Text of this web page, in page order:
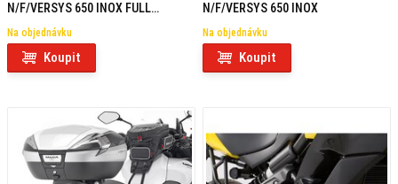
N/F/VERSYS 650 INOX FULL
Na objednávku
Koupit
N/F/VERSYS 650 INOX
Na objednávku
Koupit